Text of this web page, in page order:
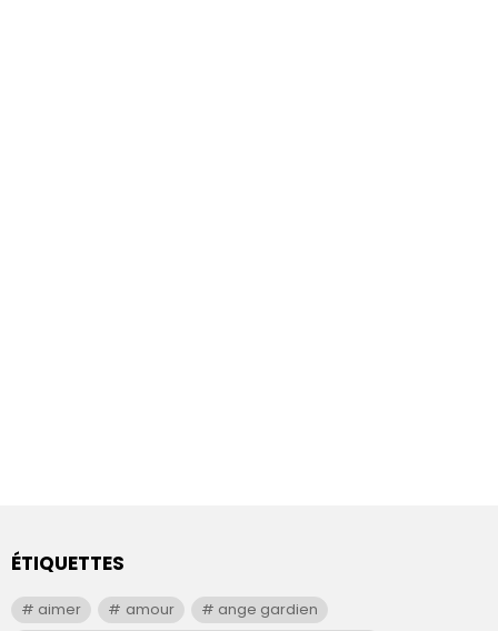
ÉTIQUETTES
aimer amour ange gardien